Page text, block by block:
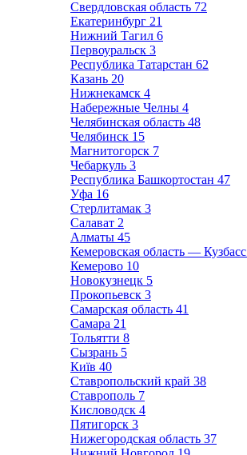
Свердловская область 72
Екатеринбург 21
Нижний Тагил 6
Первоуральск 3
Республика Татарстан 62
Казань 20
Нижнекамск 4
Набережные Челны 4
Челябинская область 48
Челябинск 15
Магнитогорск 7
Чебаркуль 3
Республика Башкортостан 47
Уфа 16
Стерлитамак 3
Салават 2
Алматы 45
Кемеровская область — Кузбасс
Кемерово 10
Новокузнецк 5
Прокопьевск 3
Самарская область 41
Самара 21
Тольятти 8
Сызрань 5
Київ 40
Ставропольский край 38
Ставрополь 7
Кисловодск 4
Пятигорск 3
Нижегородская область 37